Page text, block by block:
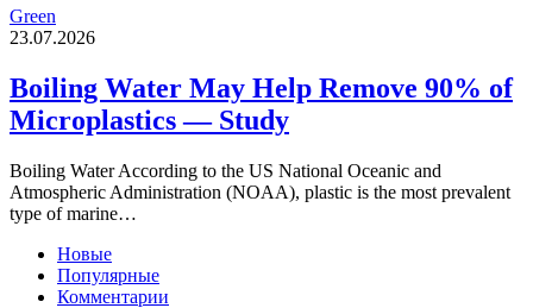
Boiling
Water
Help
Remove
90%
Microplastics
—
Study
Green
23.07.2026
Boiling Water May Help Remove 90% of
Microplastics — Study
Boiling Water According to the US National Oceanic and
Atmospheric Administration (NOAA), plastic is the most prevalent
type of marine…
Новые
Популярные
Комментарии